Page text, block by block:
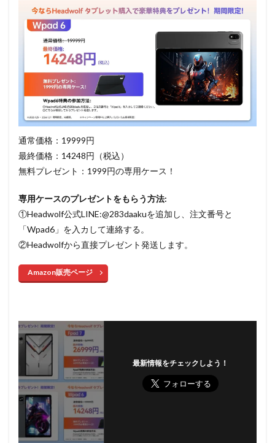
通常価格：19999円
最終価格：14248円（税込）
無料プレゼント：1999円の専用ケース！
専用ケースのプレゼントをもらう方法:
①Headwolf公式LINE:@283daakuを追加し、注文番号と
「Wpad6」を入カして連絡する。
②Headwolfから直接プレゼント発送します。
Amazon販売ページ
最新情報をチェックしよう！